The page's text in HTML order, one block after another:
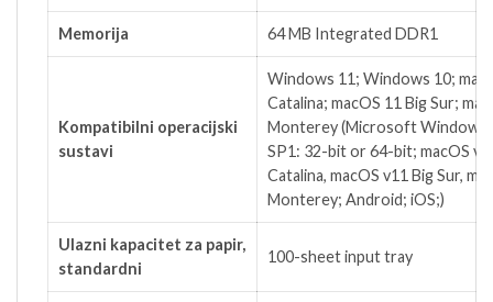
Memorija 64 MB Integrated DDR1
Kompatibilni operacijski
sustavi
Windows 11; Windows 10;
Catalina; macOS 11 Big Sur;
Monterey(Microsoft Windows
SP1: 32-bit or 64-bit; macOS
Catalina, macOS v11 Big Sur,
Monterey; Android; iOS;)
Ulazni kapacitet za papir,
standardni
100-sheet input tray